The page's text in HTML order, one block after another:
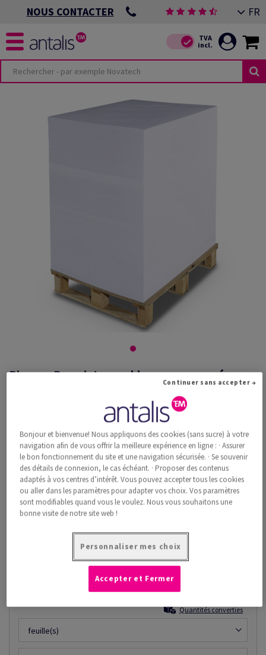
NOUS CONTACTER FR
Pioneer Preprint superblanc non enramé
#498475
Pioneer, Preprint, superblanc, sans bois ECF, 90g/m2, 320mm x
450mm, SRA3, BE, Pal. 44000 flles non enramées, pavillonnée par 500
feuilles, FSC Mix 70%
Information additionnelle
Recommander ce produit
35.31% Rabais
EN STOCK : LIVRAISON À PARTIR DU 10/08/2026
Quantités converties
feuille(s)
Bonjour et bienvenue! Nous appliquons des cookies (sans sucre) à votre
navigation afin de vous offrir la meilleure expérience en ligne : · Assurer
le bon fonctionnement du site et une navigation sécurisée. · Se souvenir
des détails de connexion, le cas échéant. · Proposer des contenus
adaptés à vos centres d’intérêt. Vous pouvez accepter tous les cookies
ou aller dans les paramètres pour adapter vos choix. Vos paramètres
sont modifiables quand vous le voulez. Nous vous souhaitons une
bonne visite de notre site web !
Personnaliser mes choix
Continuer sans accepter →
Accepter et Fermer